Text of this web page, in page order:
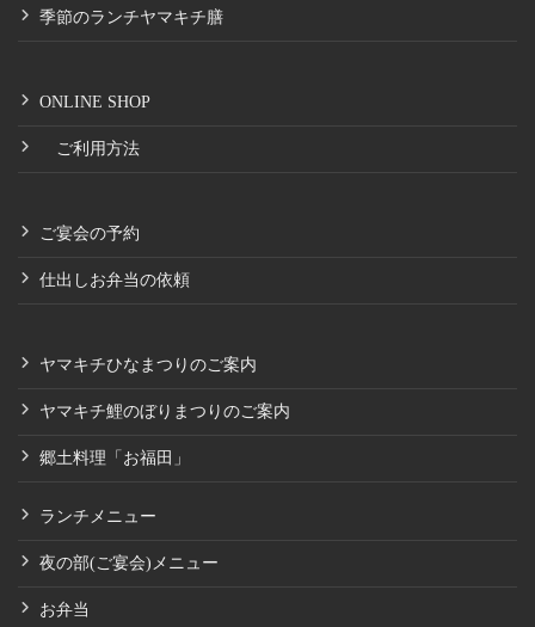
季節のランチヤマキチ膳
ONLINE SHOP
ご利用方法
ご宴会の予約
仕出しお弁当の依頼
ヤマキチひなまつりのご案内
ヤマキチ鯉のぼりまつりのご案内
郷土料理「お福田」
ランチメニュー
夜の部(ご宴会)メニュー
お弁当